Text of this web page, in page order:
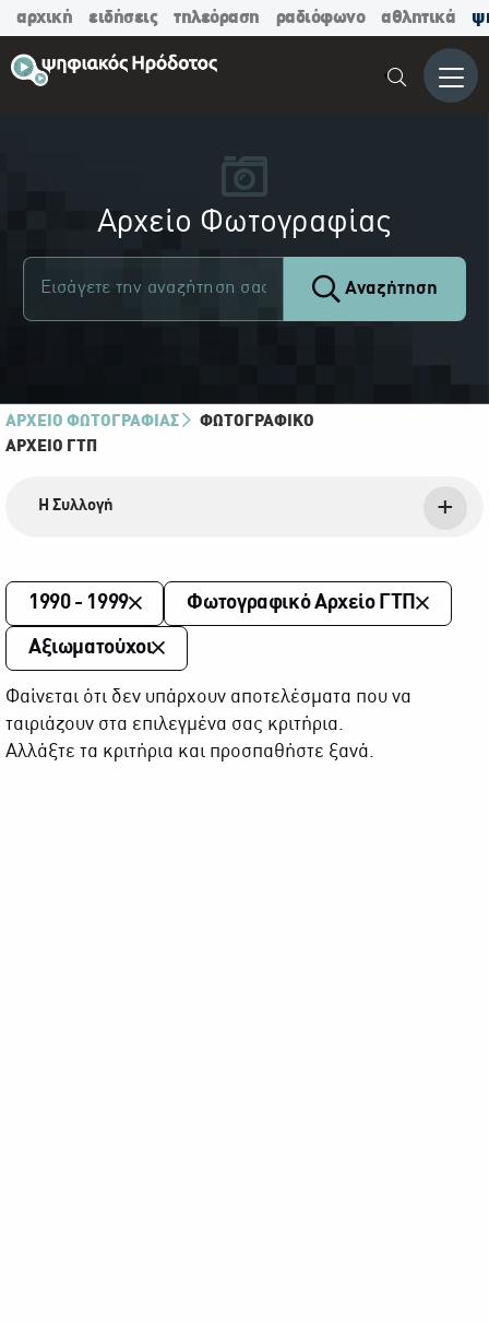
αρχική ειδήσεις τηλεόραση ραδιόφωνο αθλητικά
Μενού
Αρχείο Φωτογραφίας
Αναζήτηση
ΑΡΧΕΙΟ ΦΩΤΟΓΡΑΦΙΑΣ
ΦΩΤΟΓΡΑΦΙΚΌ
ΑΡΧΕΊΟ ΓΤΠ
Η Συλλογή
1990 - 1999 Φωτογραφικό Αρχείο ΓΤΠ
Αξιωματούχοι
Φαίνεται ότι δεν υπάρχουν αποτελέσματα που να
ταιριάζουν στα επιλεγμένα σας κριτήρια.
Αλλάξτε τα κριτήρια και προσπαθήστε ξανά.